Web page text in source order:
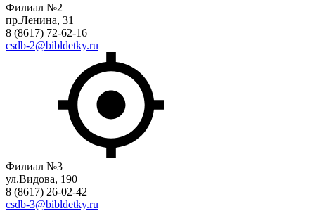
Филиал №2
пр.Ленина, 31
8 (8617) 72-62-16
csdb-2@bibldetky.ru
Филиал №3
ул.Видова, 190
8 (8617) 26-02-42
csdb-3@bibldetky.ru